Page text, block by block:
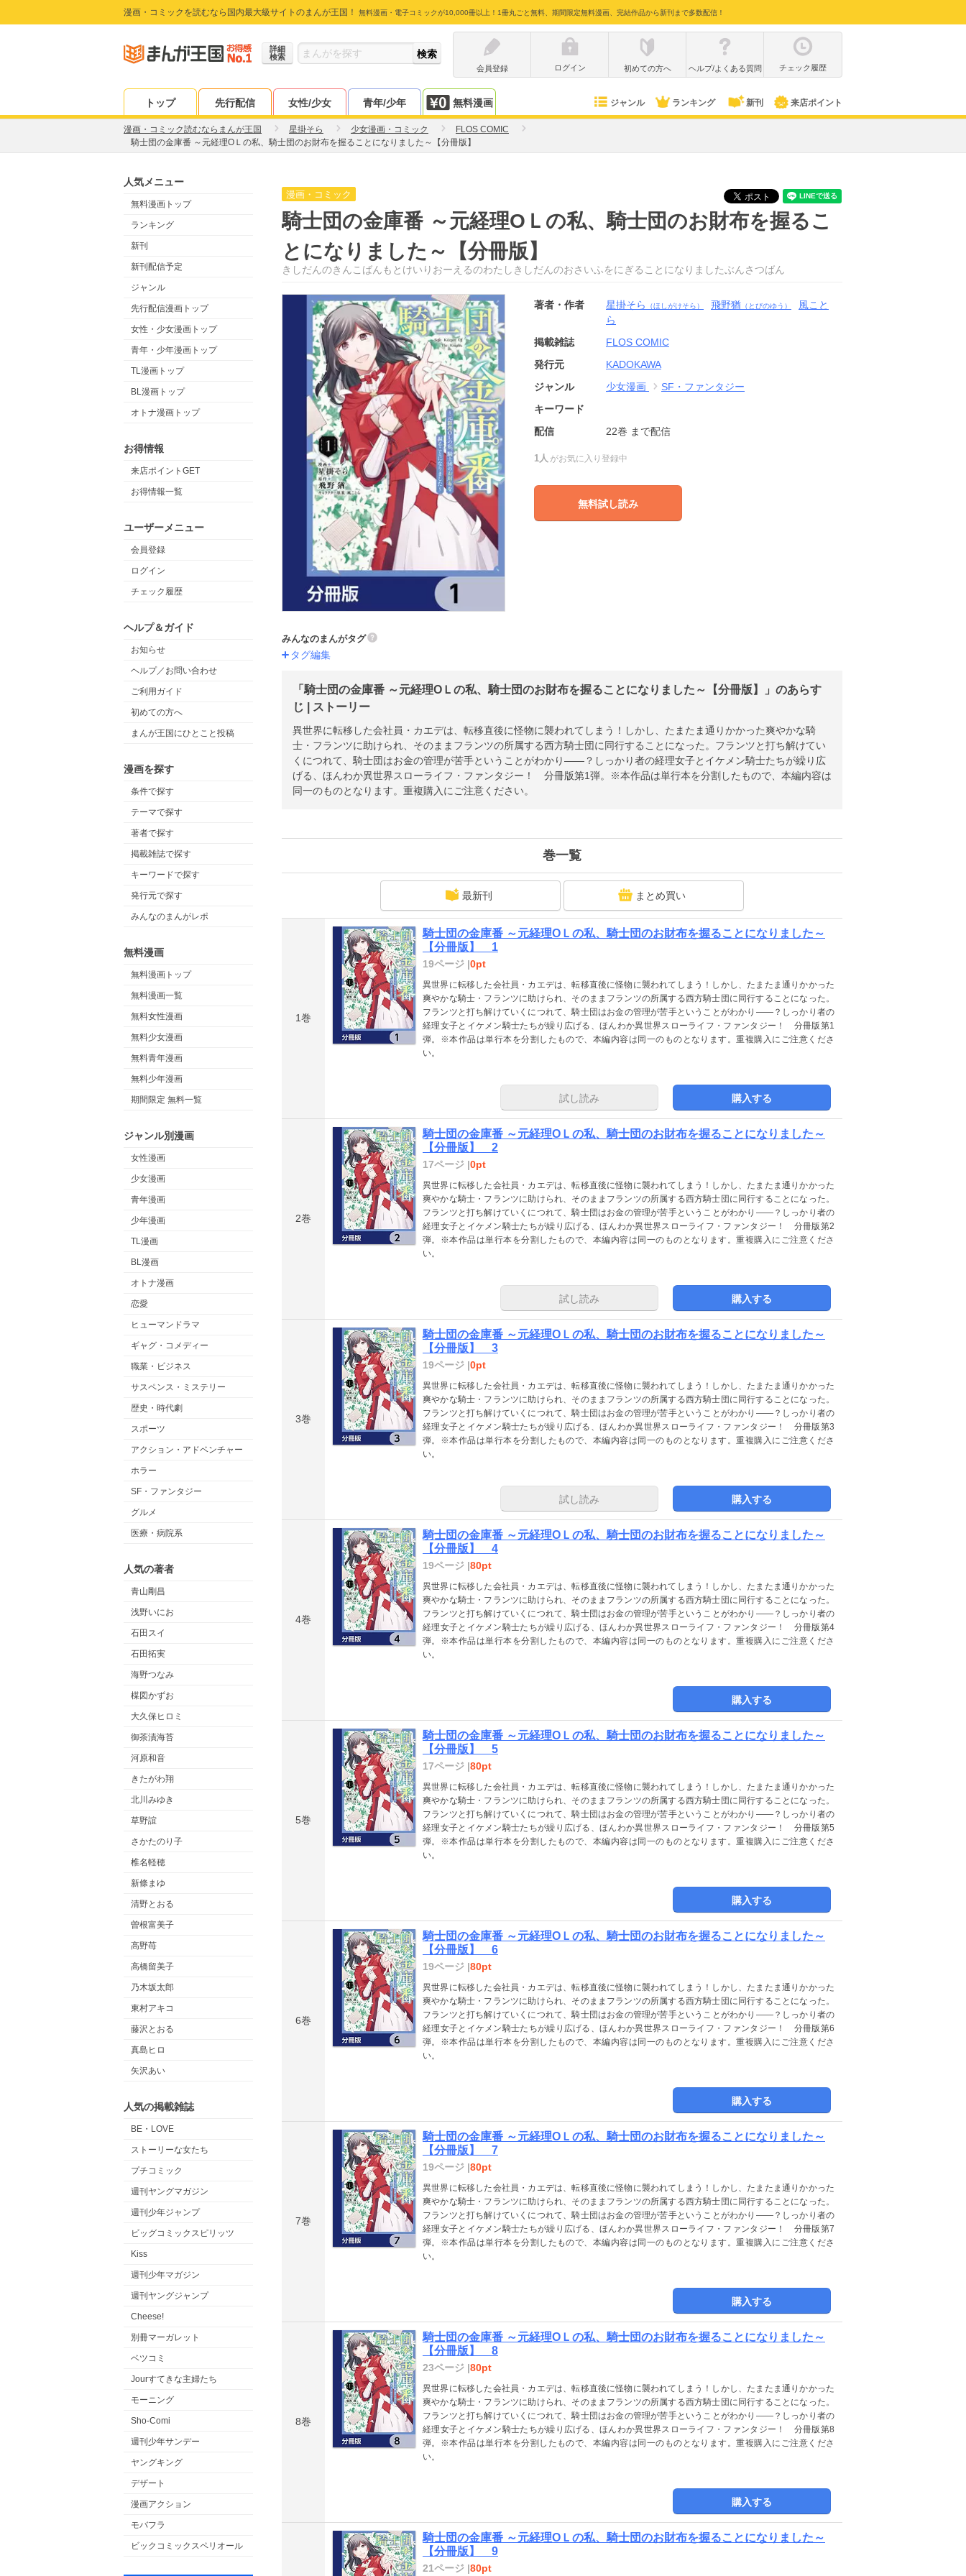
漫画・コミックを読むなら国内最大級サイトのまんが王国！ 無料漫画・電子コミックが10,000冊以上！1冊丸ごと無料、期間限定無料漫画、完結作品から新刊まで多数配信！
詳細
検索
会員登録
ログイン 初めての方へ ヘルプ/よくある質問 チェック履歴
トップ 先行配信 女性/少女 青年/少年 無料漫画 ジャンル ランキング 新刊 来店ポイント
漫画・コミック読むならまんが王国 星掛そら 少女漫画・コミック
FLOS COMIC
騎士団の金庫番 ～元経理ОＬの私、騎士団のお財布を握ることになりました～【分冊版】
人気メニュー
無料漫画トップ
ランキング
新刊
新刊配信予定
ジャンル
先行配信漫画トップ
女性・少女漫画トップ
青年・少年漫画トップ
TL漫画トップ
BL漫画トップ
オトナ漫画トップ
お得情報
来店ポイントGET
お得情報一覧
ユーザーメニュー
会員登録
ログイン
チェック履歴
ヘルプ＆ガイド
お知らせ
ヘルプ／お問い合わせ
ご利用ガイド
初めての方へ
まんが王国にひとこと投稿
漫画を探す
条件で探す
テーマで探す
著者で探す
掲載雑誌で探す
キーワードで探す
発行元で探す
みんなのまんがレポ
無料漫画
無料漫画トップ
無料漫画一覧
無料女性漫画
無料少女漫画
無料青年漫画
無料少年漫画
期間限定 無料一覧
ジャンル別漫画
女性漫画
少女漫画
青年漫画
少年漫画
TL漫画
BL漫画
オトナ漫画
恋愛
ヒューマンドラマ
ギャグ・コメディー
職業・ビジネス
サスペンス・ミステリー
歴史・時代劇
スポーツ
アクション・アドベンチャー
ホラー
SF・ファンタジー
グルメ
医療・病院系
人気の著者
青山剛昌
浅野いにお
石田スイ
石田拓実
海野つなみ
楳図かずお
大久保ヒロミ
御茶漬海苔
河原和音
きたがわ翔
北川みゆき
草野誼
さかたのり子
椎名軽穂
新條まゆ
清野とおる
曽根富美子
高野苺
高橋留美子
乃木坂太郎
東村アキコ
藤沢とおる
真島ヒロ
矢沢あい
人気の掲載雑誌
BE・LOVE
ストーリーな女たち
プチコミック
週刊ヤングマガジン
週刊少年ジャンプ
ビッグコミックスピリッツ
Kiss
週刊少年マガジン
週刊ヤングジャンプ
Cheese!
別冊マーガレット
ベツコミ
Jourすてきな主婦たち
モーニング
Sho-Comi
週刊少年サンデー
ヤングキング
デザート
漫画アクション
モバフラ
ビックコミックスペリオール
漫画・コミック
騎士団の金庫番 ～元経理ОＬの私、騎士団のお財布を握るこ
とになりました～【分冊版】
きしだんのきんこばんもとけいりおーえるのわたしきしだんのおさいふをにぎることになりましたぶんさつばん
著者・作者 星掛そら （ほしがけそら） 飛野猶 （とびのゆう）
風こと
ら
掲載雑誌
FLOS COMIC
発行元
KADOKAWA
ジャンル
少女漫画
SF・ファンタジー
キーワード
配信
22巻 まで配信
1人 がお気に入り登録中
無料試し読み
みんなのまんがタグ
タグ編集
「騎士団の金庫番 ～元経理ОＬの私、騎士団のお財布を握ることになりました～【分冊版】」のあらす
じ | ストーリー
異世界に転移した会社員・カエデは、転移直後に怪物に襲われてしまう！しかし、たまたま通りかかった爽やかな騎
士・フランツに助けられ、そのままフランツの所属する西方騎士団に同行することになった。フランツと打ち解けてい
くにつれて、騎士団はお金の管理が苦手ということがわかり――？しっかり者の経理女子とイケメン騎士たちが繰り広
げる、ほんわか異世界スローライフ・ファンタジー！ 分冊版第1弾。※本作品は単行本を分割したもので、本編内容は
同一のものとなります。重複購入にご注意ください。
巻一覧
最新刊 まとめ買い
1巻
騎士団の金庫番 ～元経理ОＬの私、騎士団のお財布を握ることになりました～
【分冊版】 1
19ページ |0pt
異世界に転移した会社員・カエデは、転移直後に怪物に襲われてしまう！しかし、たまたま通りかかった
爽やかな騎士・フランツに助けられ、そのままフランツの所属する西方騎士団に同行することになった。
フランツと打ち解けていくにつれて、騎士団はお金の管理が苦手ということがわかり――？しっかり者の
経理女子とイケメン騎士たちが繰り広げる、ほんわか異世界スローライフ・ファンタジー！ 分冊版第1
弾。※本作品は単行本を分割したもので、本編内容は同一のものとなります。重複購入にご注意くださ
い。
試し読み 購入する
2巻
騎士団の金庫番 ～元経理ОＬの私、騎士団のお財布を握ることになりました～
【分冊版】 2
17ページ |0pt
異世界に転移した会社員・カエデは、転移直後に怪物に襲われてしまう！しかし、たまたま通りかかった
爽やかな騎士・フランツに助けられ、そのままフランツの所属する西方騎士団に同行することになった。
フランツと打ち解けていくにつれて、騎士団はお金の管理が苦手ということがわかり――？しっかり者の
経理女子とイケメン騎士たちが繰り広げる、ほんわか異世界スローライフ・ファンタジー！ 分冊版第2
弾。※本作品は単行本を分割したもので、本編内容は同一のものとなります。重複購入にご注意くださ
い。
試し読み 購入する
3巻
騎士団の金庫番 ～元経理ОＬの私、騎士団のお財布を握ることになりました～
【分冊版】 3
19ページ |0pt
異世界に転移した会社員・カエデは、転移直後に怪物に襲われてしまう！しかし、たまたま通りかかった
爽やかな騎士・フランツに助けられ、そのままフランツの所属する西方騎士団に同行することになった。
フランツと打ち解けていくにつれて、騎士団はお金の管理が苦手ということがわかり――？しっかり者の
経理女子とイケメン騎士たちが繰り広げる、ほんわか異世界スローライフ・ファンタジー！ 分冊版第3
弾。※本作品は単行本を分割したもので、本編内容は同一のものとなります。重複購入にご注意くださ
い。
試し読み 購入する
4巻
騎士団の金庫番 ～元経理ОＬの私、騎士団のお財布を握ることになりました～
【分冊版】 4
19ページ |80pt
異世界に転移した会社員・カエデは、転移直後に怪物に襲われてしまう！しかし、たまたま通りかかった
爽やかな騎士・フランツに助けられ、そのままフランツの所属する西方騎士団に同行することになった。
フランツと打ち解けていくにつれて、騎士団はお金の管理が苦手ということがわかり――？しっかり者の
経理女子とイケメン騎士たちが繰り広げる、ほんわか異世界スローライフ・ファンタジー！ 分冊版第4
弾。※本作品は単行本を分割したもので、本編内容は同一のものとなります。重複購入にご注意くださ
い。
購入する
5巻
騎士団の金庫番 ～元経理ОＬの私、騎士団のお財布を握ることになりました～
【分冊版】 5
17ページ |80pt
異世界に転移した会社員・カエデは、転移直後に怪物に襲われてしまう！しかし、たまたま通りかかった
爽やかな騎士・フランツに助けられ、そのままフランツの所属する西方騎士団に同行することになった。
フランツと打ち解けていくにつれて、騎士団はお金の管理が苦手ということがわかり――？しっかり者の
経理女子とイケメン騎士たちが繰り広げる、ほんわか異世界スローライフ・ファンタジー！ 分冊版第5
弾。※本作品は単行本を分割したもので、本編内容は同一のものとなります。重複購入にご注意くださ
い。
購入する
6巻
騎士団の金庫番 ～元経理ОＬの私、騎士団のお財布を握ることになりました～
【分冊版】 6
19ページ |80pt
異世界に転移した会社員・カエデは、転移直後に怪物に襲われてしまう！しかし、たまたま通りかかった
爽やかな騎士・フランツに助けられ、そのままフランツの所属する西方騎士団に同行することになった。
フランツと打ち解けていくにつれて、騎士団はお金の管理が苦手ということがわかり――？しっかり者の
経理女子とイケメン騎士たちが繰り広げる、ほんわか異世界スローライフ・ファンタジー！ 分冊版第6
弾。※本作品は単行本を分割したもので、本編内容は同一のものとなります。重複購入にご注意くださ
い。
購入する
7巻
騎士団の金庫番 ～元経理ОＬの私、騎士団のお財布を握ることになりました～
【分冊版】 7
19ページ |80pt
異世界に転移した会社員・カエデは、転移直後に怪物に襲われてしまう！しかし、たまたま通りかかった
爽やかな騎士・フランツに助けられ、そのままフランツの所属する西方騎士団に同行することになった。
フランツと打ち解けていくにつれて、騎士団はお金の管理が苦手ということがわかり――？しっかり者の
経理女子とイケメン騎士たちが繰り広げる、ほんわか異世界スローライフ・ファンタジー！ 分冊版第7
弾。※本作品は単行本を分割したもので、本編内容は同一のものとなります。重複購入にご注意くださ
い。
購入する
8巻
騎士団の金庫番 ～元経理ОＬの私、騎士団のお財布を握ることになりました～
【分冊版】 8
23ページ |80pt
異世界に転移した会社員・カエデは、転移直後に怪物に襲われてしまう！しかし、たまたま通りかかった
爽やかな騎士・フランツに助けられ、そのままフランツの所属する西方騎士団に同行することになった。
フランツと打ち解けていくにつれて、騎士団はお金の管理が苦手ということがわかり――？しっかり者の
経理女子とイケメン騎士たちが繰り広げる、ほんわか異世界スローライフ・ファンタジー！ 分冊版第8
弾。※本作品は単行本を分割したもので、本編内容は同一のものとなります。重複購入にご注意くださ
い。
購入する
騎士団の金庫番 ～元経理ОＬの私、騎士団のお財布を握ることになりました～
【分冊版】 9
21ページ |80pt